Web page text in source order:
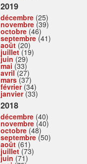
2019
décembre (25)
novembre (39)
octobre (46)
septembre (41)
août (20)
juillet(19)
juin (29)
mai (33)
avril(27)
mars(37)
février(34)
janvier(33)
2018
décembre (40)
novembre (40)
octobre (48)
septembre (50)
août (61)
juillet(73)
juin (71)